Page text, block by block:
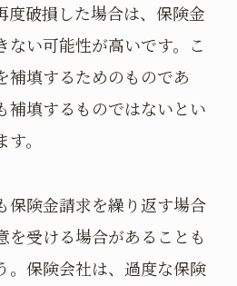
度破損した場合は、保険金
ない可能性が高いです。こ
補填するためのものであ
補填するものではないとい
。
保険金請求を繰り返す場合
を受ける場合があることも
。保険会社は、過度な保険